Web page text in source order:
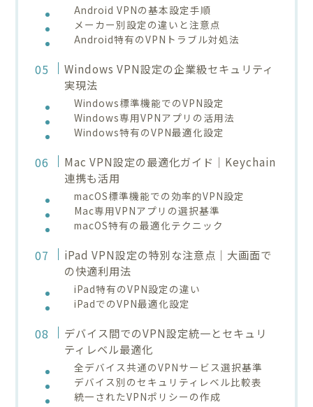
Android VPNの基本設定手順
メーカー別設定の違いと注意点
Android特有のVPNトラブル対処法
Windows VPN設定の企業級セキュリティ
実現法
Windows標準機能でのVPN設定
Windows専用VPNアプリの活用法
Windows特有のVPN最適化設定
Mac VPN設定の最適化ガイド｜Keychain
連携も活用
macOS標準機能での効率的VPN設定
Mac専用VPNアプリの選択基準
macOS特有の最適化テクニック
iPad VPN設定の特別な注意点｜大画面で
の快適利用法
iPad特有のVPN設定の違い
iPadでのVPN最適化設定
デバイス間でのVPN設定統一とセキュリ
ティレベル最適化
全デバイス共通のVPNサービス選択基準
デバイス別のセキュリティレベル比較表
統一されたVPNポリシーの作成